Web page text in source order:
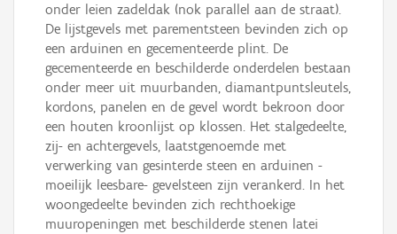
onder leien zadeldak (nok parallel aan de straat).
De lijstgevels met parementsteen bevinden zich op
een arduinen en gecementeerde plint. De
gecementeerde en beschilderde onderdelen bestaan
onder meer uit muurbanden, diamantpuntsleutels,
kordons, panelen en de gevel wordt bekroon door
een houten kroonlijst op klossen. Het stalgedeelte,
zij- en achtergevels, laatstgenoemde met
verwerking van gesinterde steen en arduinen -
moeilijk leesbare- gevelsteen zijn verankerd. In het
woongedeelte bevinden zich rechthoekige
muuropeningen met beschilderde stenen latei